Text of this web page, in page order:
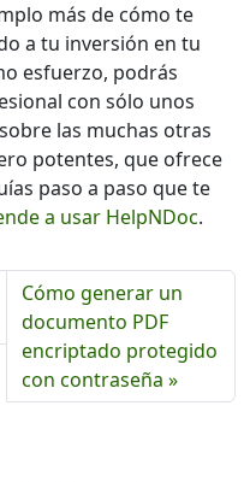
más de cómo te
a tu inversión en tu
esfuerzo, podrás
con sólo unos
las muchas otras
potentes, que ofrece
paso a paso que te
a usar HelpNDoc.
Cómo generar un
documento PDF
encriptado protegido
con contraseña »